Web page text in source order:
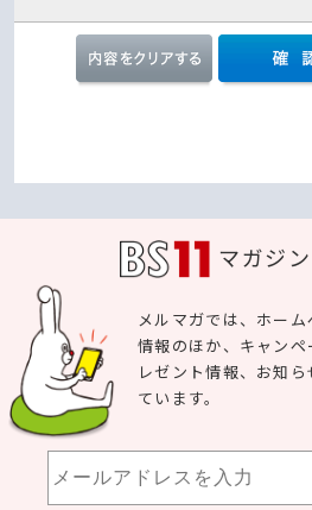
マガジン
メルマガでは、ホー
情報のほか、キャン
レゼント情報、お知
ています。